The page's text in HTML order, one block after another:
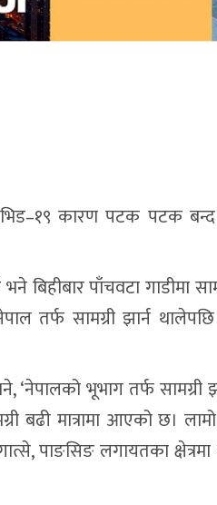
कारण पटक पटक
बिहीबार पाँचवटा गाडीमा
सामग्री झार्न थालेपछि
‘नेपालको भूभाग तर्फ
बढी मात्रामा आएको छ।
पाङसिङ लगायतका क्षेत्रमा